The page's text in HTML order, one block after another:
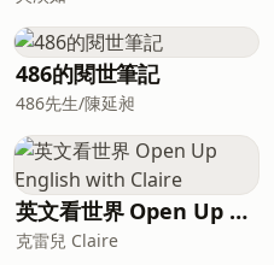
486的閱世筆記
486先生/陳延昶
英文看世界 Open Up English with Claire
克雷兒 Claire